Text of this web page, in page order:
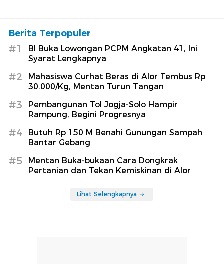
Berita Terpopuler
#1
BI Buka Lowongan PCPM Angkatan 41, Ini
Syarat Lengkapnya
#2
Mahasiswa Curhat Beras di Alor Tembus Rp
30.000/Kg, Mentan Turun Tangan
#3
Pembangunan Tol Jogja-Solo Hampir
Rampung, Begini Progresnya
#4
Butuh Rp 150 M Benahi Gunungan Sampah
Bantar Gebang
#5
Mentan Buka-bukaan Cara Dongkrak
Pertanian dan Tekan Kemiskinan di Alor
Lihat Selengkapnya